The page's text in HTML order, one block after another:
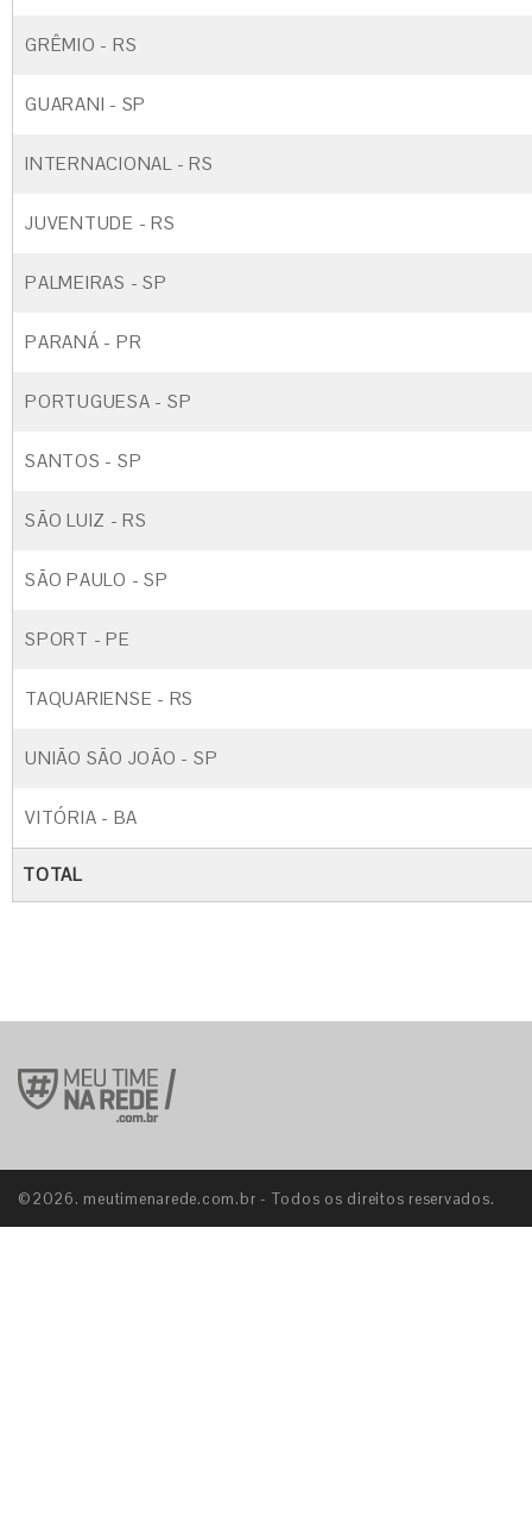
GRÊMIO - RS
GUARANI - SP
INTERNACIONAL - RS
JUVENTUDE - RS
PALMEIRAS - SP
PARANÁ - PR
PORTUGUESA - SP
SANTOS - SP
SÃO LUIZ - RS
SÃO PAULO - SP
SPORT - PE
TAQUARIENSE - RS
UNIÃO SÃO JOÃO - SP
VITÓRIA - BA
TOTAL
©2026. meutimenarede.com.br - Todos os direitos reservados.